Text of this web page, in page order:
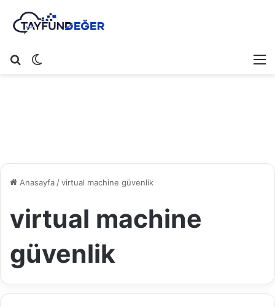
Arama yap ...
Anasayfa/virtual machine güvenlik
virtual machine
güvenlik